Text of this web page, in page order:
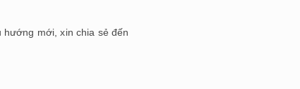
mới, xin chia sẻ đến